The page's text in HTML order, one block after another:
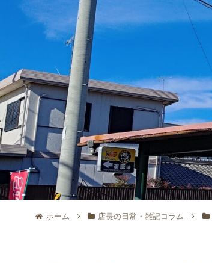
ホーム 店長の日常・雑記コラム